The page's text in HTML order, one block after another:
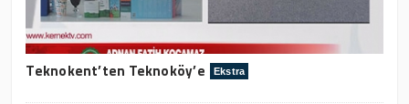
Teknokent’ten Teknoköy’e Ekstra